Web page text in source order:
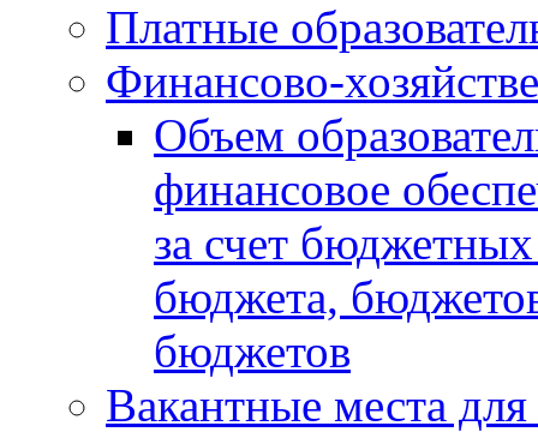
Платные
Финансово-
Объем
финансовое
за счет
бюджета,
бюджетов
Вакантные места